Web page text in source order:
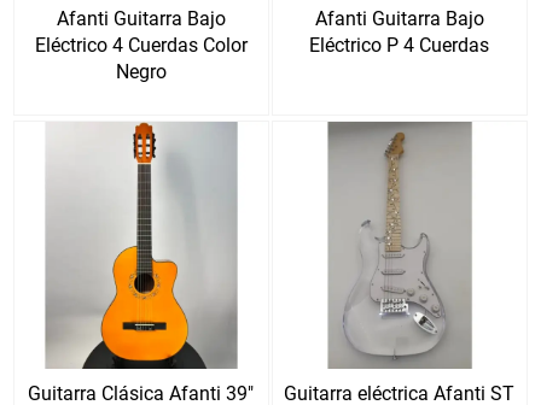
Afanti Guitarra Bajo
Eléctrico 4 Cuerdas Color
Negro
Afanti Guitarra Bajo
Eléctrico P 4 Cuerdas
Guitarra Clásica Afanti 39"
Guitarra eléctrica Afanti ST